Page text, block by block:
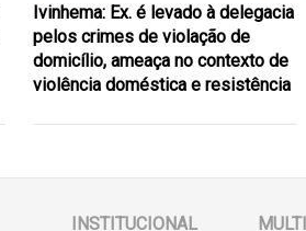
Ivinhema: Ex. é levado à delegacia
pelos crimes de violação de
domicílio, ameaça no contexto de
violência doméstica e resistência
INSTITUCIONAL